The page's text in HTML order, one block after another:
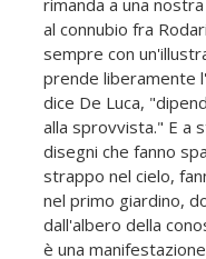
al connubio fra
sempre con
prende liberamente
dice De Luca,
alla sprovvista." E a
disegni che fanno
strappo nel cielo,
nel primo giardino,
dall'albero della
è una